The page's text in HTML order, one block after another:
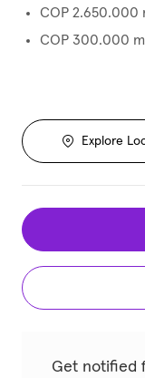
COP 2.650.000
COP 300.000
Explore
Get notified